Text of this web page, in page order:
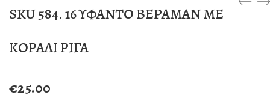
SKU 584. 16 ΥΦΑΝΤΟ ΒΕΡΑΜΑΝ ΜΕ
ΚΟΡΑΛΙ ΡΙΓΑ
€25.00